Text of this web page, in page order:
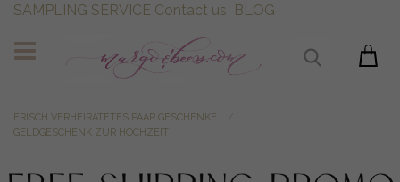
SAMPLING SERVICE Contact us BLOG
FRISCH VERHEIRATETES PAAR GESCHENKE
GELDGESCHENK ZUR HOCHZEIT